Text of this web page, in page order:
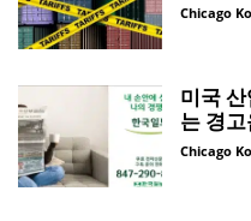
Chicago
미국
는 경고
Chicago